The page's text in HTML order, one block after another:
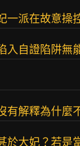
一派在故意操
入自證陷阱無
有解釋為什麼
於大妃？若是